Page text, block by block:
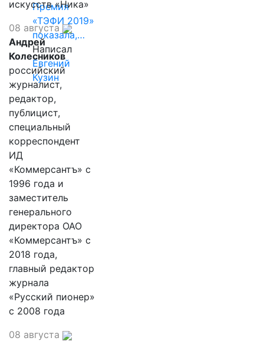
Премия
«ТЭФИ 2019»
показала,…
Написал
Евгений
Кузин
искусств «Ника»
08 августа
Андрей
Колесников
российский
журналист,
редактор,
публицист,
специальный
корреспондент
ИД
«Коммерсантъ» с
1996 года и
заместитель
генерального
директора ОАО
«Коммерсантъ» с
2018 года,
главный редактор
журнала
«Русский пионер»
с 2008 года
08 августа